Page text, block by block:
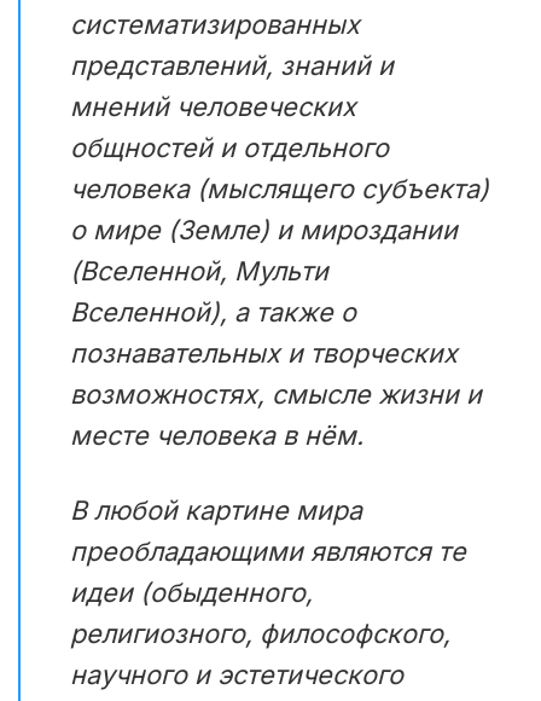
систематизированных
представлений, знаний и
мнений человеческих
общностей и отдельного
человека (мыслящего субъекта)
о мире (Земле) и мироздании
(Вселенной, Мульти
Вселенной), а также о
познавательных и творческих
возможностях, смысле жизни и
месте человека в нём.
В любой картине мира
преобладающими являются те
идеи (обыденного,
религиозного, философского,
научного и эстетического